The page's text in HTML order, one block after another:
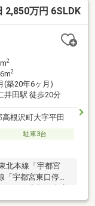
究所まで車で12
校：徒歩約44分
約38分、自転車約
2,850万円 6SLDK
2
2
(築20年6ヶ月)
井田駅 徒歩20分
根沢町大字平田
駐車3台
北本線「宇都宮
宇都宮東口停留
分◆菅又病院まで